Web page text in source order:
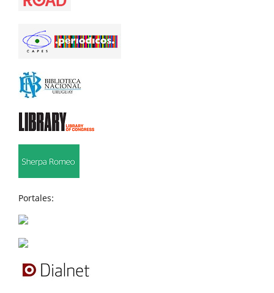
Portales: